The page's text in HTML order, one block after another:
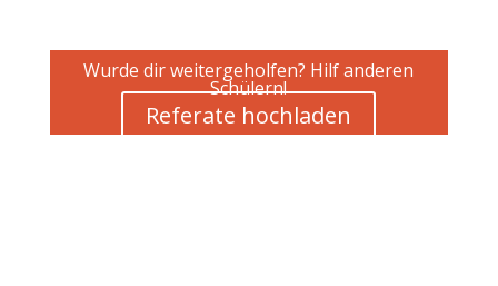
Wurde dir weitergeholfen? Hilf anderen
Schülern!
Referate hochladen